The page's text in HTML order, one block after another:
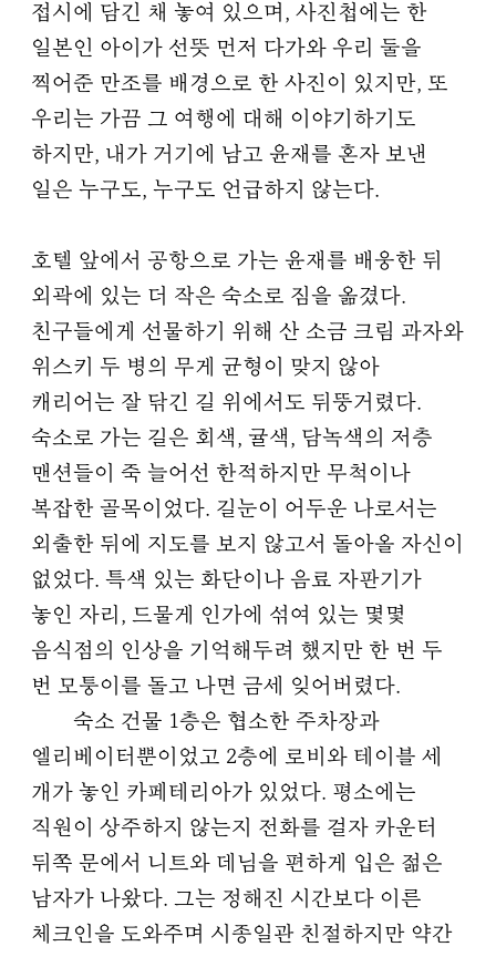
접시에 담긴 채 놓여 있으며, 사진첩에는 한
일본인 아이가 선뜻 먼저 다가와 우리 둘을
찍어준 만조를 배경으로 한 사진이 있지만, 또
우리는 가끔 그 여행에 대해 이야기하기도
하지만, 내가 거기에 남고 윤재를 혼자 보낸
일은 누구도, 누구도 언급하지 않는다.
호텔 앞에서 공항으로 가는 윤재를 배웅한 뒤
외곽에 있는 더 작은 숙소로 짐을 옮겼다.
친구들에게 선물하기 위해 산 소금 크림 과자와
위스키 두 병의 무게 균형이 맞지 않아
캐리어는 잘 닦긴 길 위에서도 뒤뚱거렸다.
숙소로 가는 길은 회색, 귤색, 담녹색의 저층
맨션들이 죽 늘어선 한적하지만 무척이나
복잡한 골목이었다. 길눈이 어두운 나로서는
외출한 뒤에 지도를 보지 않고서 돌아올 자신이
없었다. 특색 있는 화단이나 음료 자판기가
놓인 자리, 드물게 인가에 섞여 있는 몇몇
음식점의 인상을 기억해두려 했지만 한 번 두
번 모퉁이를 돌고 나면 금세 잊어버렸다.
숙소 건물 1층은 협소한 주차장과
엘리베이터뿐이었고 2층에 로비와 테이블 세
개가 놓인 카페테리아가 있었다. 평소에는
직원이 상주하지 않는지 전화를 걸자 카운터
뒤쪽 문에서 니트와 데님을 편하게 입은 젊은
남자가 나왔다. 그는 정해진 시간보다 이른
체크인을 도와주며 시종일관 친절하지만 약간